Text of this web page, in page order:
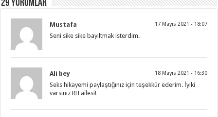
29 Yorumlar
Mustafa 17 Mayıs 2021 - 18:07
Seni sike sike bayıltmak isterdim.
Ali bey 18 Mayıs 2021 - 16:30
Seks hikayemi paylaştığınız için teşekkür ederim. İyiki
varsınız RH ailesi!